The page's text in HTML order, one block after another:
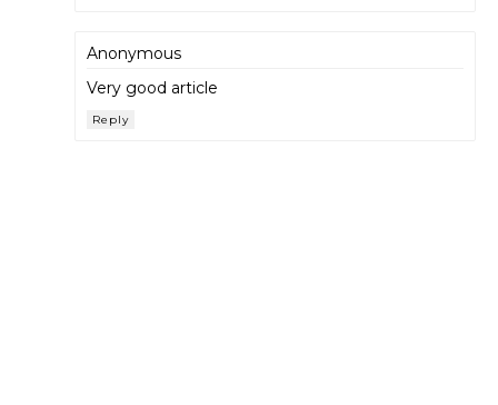
Anonymous
Very good article
Reply